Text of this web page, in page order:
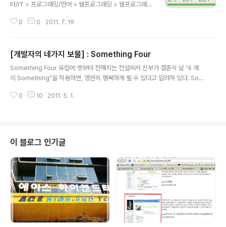
터/IT > 프로그래밍/언어 > 웹프로그래밍 > 웹프로그래밍
사에 읽을만한 책으로 굴러들어온(?) 녀석이 있어서, 낼름
이렇게 반의무감을 부여하면서 독후감을 쓰기 시작한다.
이 책의 모든 내용을 제대로 이해하기에는 턱없이 부족한
내공의 소유자이다보니 글을 쓰는 부분에서 많은 부족함이
글을 써본다. 테스트를 해야하는 상황 속에서, 다양한 테스
0 0 2011. 7. 19.
[개발자의 네가지 보물] : Something Four
Something Four 유럽​​에 옛부터 전해지는 전설에서 신부가 결혼식 날 "4 개
의 Something"을 착용하면, 영원히 행복하게 될 수 있다고 알려져 있다. So
않는 곳에 붙이는 것으로, 행복이 찾아온다고 알려져 있다. Something New
알려져 있다. Something Borrowed 행복한 결혼생활을 하고 있는 이들에게
서 빌린 것을 가지고 결혼하게되면, 행복하게 살게된다..
0 10 2011. 5. 1.
이 블로그 인기글